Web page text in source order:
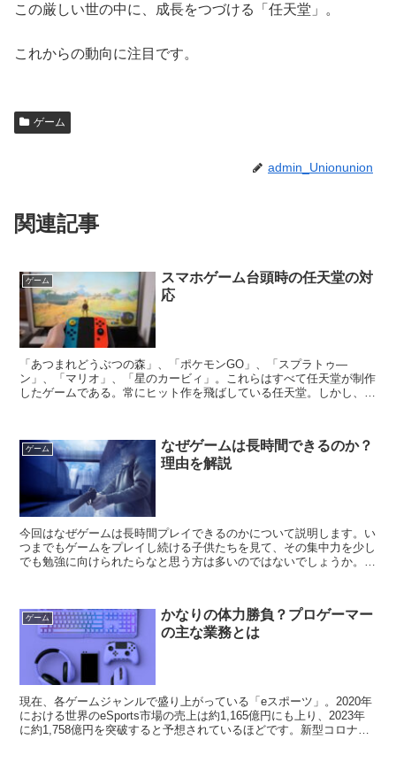
この厳しい世の中に、成長をつづける「任天堂」。
これからの動向に注目です。
ゲーム
admin_Unionunion
関連記事
ゲーム
スマホゲーム台頭時の任天堂の対
応
「あつまれどうぶつの森」、「ポケモンGО」、「スプラトゥ―
ン」、「マリオ」、「星のカービィ」。これらはすべて任天堂が制作
したゲームである。常にヒット作を飛ばしている任天堂。しかし、そ
ゲーム
なぜゲームは長時間できるのか？
理由を解説
今回はなぜゲームは長時間プレイできるのかについて説明します。い
つまでもゲームをプレイし続ける子供たちを見て、その集中力を少し
でも勉強に向けられたらなと思う方は多いのではないでしょうか。勉
ゲーム
かなりの体力勝負？プロゲーマー
の主な業務とは
現在、各ゲームジャンルで盛り上がっている「eスポーツ」。2020年
における世界のeSports市場の売上は約1,165億円にも上り、2023年
に約1,758億円を突破すると予想されているほどです。新型コロナウ